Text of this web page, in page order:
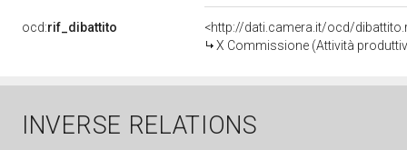
ocd:rif_dibattito
<http://dati.camera.it/ocd/
X Commissione (Attività
INVERSE RELATIONS